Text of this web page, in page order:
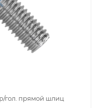
гол. прямой шлиц